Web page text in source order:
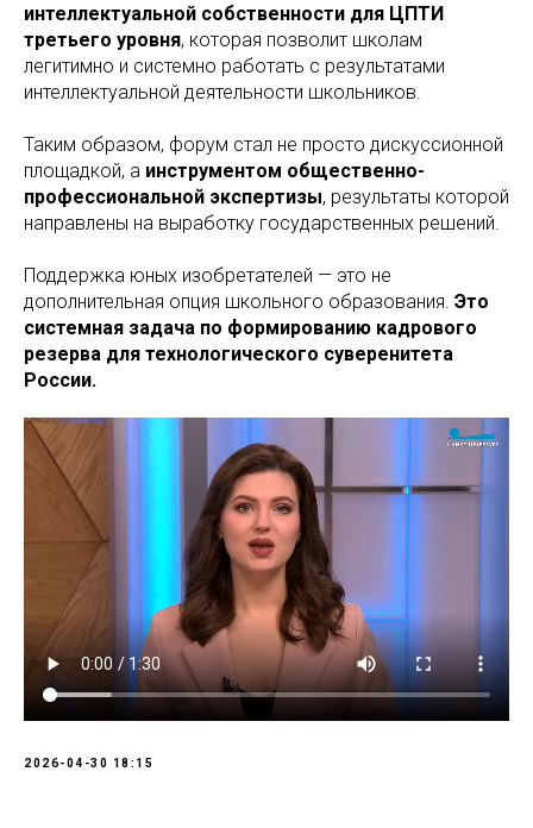
интеллектуальной собственности для ЦПТИ
третьего уровня, которая позволит школам
легитимно и системно работать с результатами
интеллектуальной деятельности школьников.
Таким образом, форум стал не просто дискуссионной
площадкой, а инструментом общественно-
профессиональной экспертизы, результаты которой
направлены на выработку государственных решений.
Поддержка юных изобретателей — это не
дополнительная опция школьного образования. Это
системная задача по формированию кадрового
резерва для технологического суверенитета
России.
2026-04-30 18:15